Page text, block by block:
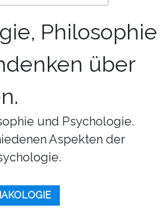
Philosophie
über
und Psychologie.
Aspekten der